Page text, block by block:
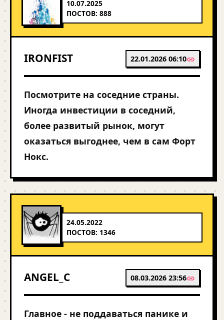
10.07.2025
ПОСТОВ: 888
IRONFIST 22.01.2026 06:10
Посмотрите на соседние страны.
Иногда инвестиции в соседний,
более развитый рынок, могут
оказаться выгоднее, чем в сам Форт
Нокс.
24.05.2022
ПОСТОВ: 1346
ANGEL_C 08.03.2026 23:56
Главное - не поддаваться панике и